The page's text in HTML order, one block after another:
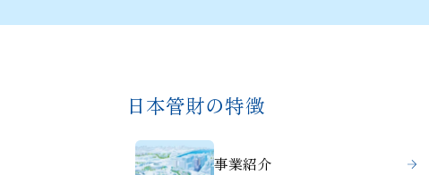
日本管財の特徴
事業紹介